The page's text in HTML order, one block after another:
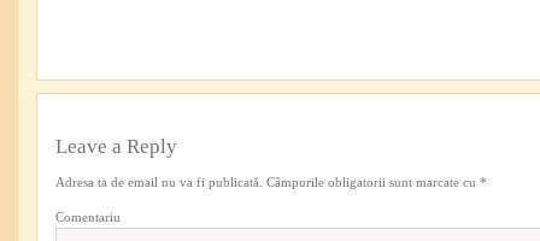
Leave a Reply
Adresa ta de email nu va fi publicată. Câmpurile obligatorii sunt marcate cu *
Comentariu